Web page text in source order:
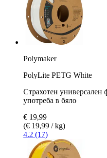
Polymaker
PolyLite PETG White
Страхотен универсален
употреба в бяло
€ 19,99
(€ 19,99 / kg)
4.2 (17)